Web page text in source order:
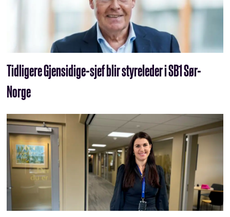
Tidligere Gjensidige-sjef blir styreleder i SB1 Sør-
Norge